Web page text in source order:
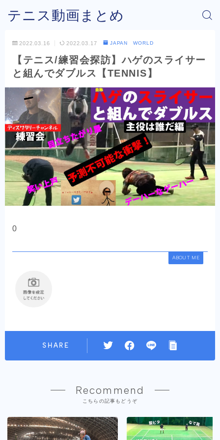
テニス動画まとめ
2022.03.16 2022.03.17 JAPAN WORLD
【テニス/練習会探訪】ハゲのスライサー
と組んでダブルス【TENNIS】
0
ABOUT ME
SHARE
Recommend
こちらの記事もどうぞ